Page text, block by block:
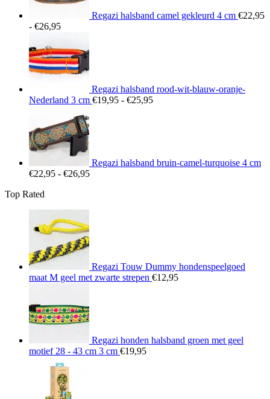
Regazi halsband camel gekleurd 4 cm €22,95
- €26,95Prijsklasse:
tot
€26,95
Regazi halsband rood-wit-blauw-oranje-
Nederland 3 cm €19,95 - €25,95Prijsklasse:
Regazi halsband bruin-camel-turquoise 4 cm
€22,95 - €26,95Prijsklasse:
Top Rated
Regazi Touw Dummy hondenspeelgoed
maat M geel met zwarte strepen €12,95
Regazi honden halsband groen met geel
motief 28 - 43 cm 3 cm €19,95